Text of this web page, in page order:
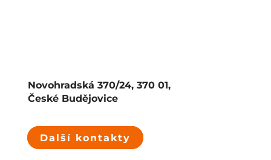
Novohradská 370/24, 370 01,
České Budějovice
Další kontakty